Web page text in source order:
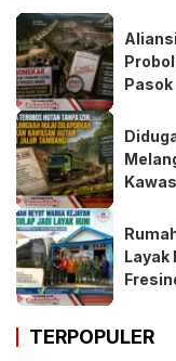
Pasok
Layak
TERPOPULER